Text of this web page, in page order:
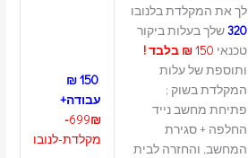
לך את המקלדת בלנובו
320שלך בעלות ביקור
טכנאי 150₪ בלבד !
ותוספת של עלות
המקלדת בשוק ;
פתיחת מחשב נייד
החלפה + סגירת
המחשב, והחזרה לבית
150 ₪
עבודה+
699₪-
מקלדת-לנובו